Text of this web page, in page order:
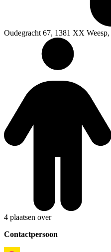
Oudegracht 67, 1381 XX Weesp,
4 plaatsen over
Contactpersoon